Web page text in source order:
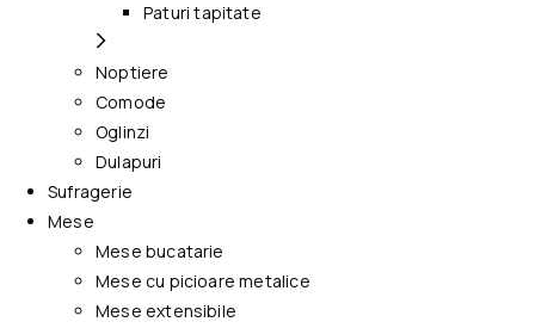
Paturi tapitate
Noptiere
Comode
Oglinzi
Dulapuri
Sufragerie
Mese
Mese bucatarie
Mese cu picioare metalice
Mese extensibile